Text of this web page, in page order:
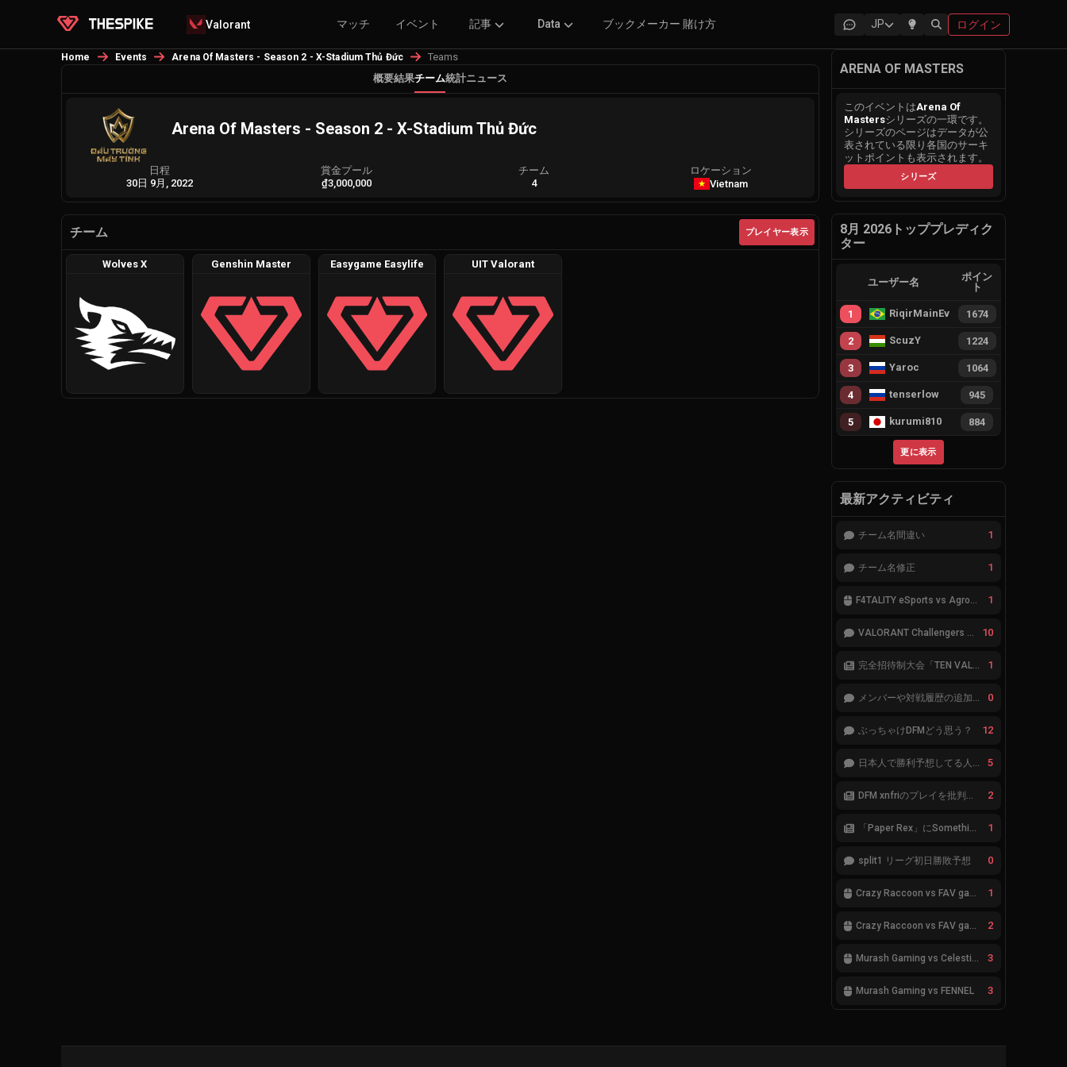
Valorant マッチ イベント 記事 Data ブックメーカー 賭け方 JP ログイン
Home Events Arena Of Masters - Season 2 - X-Stadium Thủ Đức
Teams
概要結果チーム統計ニュース
Arena Of Masters - Season 2 - X-Stadium Thủ Đức
日程
30日 9月, 2022
賞金プール
₫3,000,000
チーム
4
ロケーション
Vietnam
チーム プレイヤー表示
Wolves X Genshin Master Easygame Easylife UIT Valorant
ARENA OF MASTERS
このイベントはArena Of
Mastersシリーズの一環です。
シリーズのページはデータが公
表されている限り各国のサーキ
ットポイントも表示されます。
シリーズ
8月 2026トッププレディク
ター
ユーザー名
ポイン
ト
1 RiqirMainEvie 1674
2 ScuzY 1224
3 Yaroc 1064
4 tenserlow 945
5 kurumi810 884
更に表示
最新アクティビティ
チーム名間違い 1
チーム名修正 1
F4TALITY eSports vs Agropesca Jacaré 1
VALORANT Challengers 2023: Japan Split 1 MAIN STAGE TIER表 10
完全招待制大会「TEN VALORANT Global Invitaional 2023」が韓国で開催 1
メンバーや対戦履歴の追加が必要です。 0
ぶっちゃけDFMどう思う？ 12
日本人で勝利予想してる人集合 5
DFM xnfriのプレイを批判したアナリストにFnatic Boasterが反応「DFMは仕組みの強化が必要なだけ」 2
「Paper Rex」にSomethingが加入 1
split1 リーグ初日勝敗予想 0
Crazy Raccoon vs FAV gaming 1
Crazy Raccoon vs FAV gaming 2
Murash Gaming vs Celestials 3
Murash Gaming vs FENNEL 3